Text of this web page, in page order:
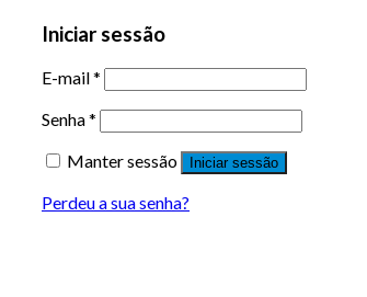
Iniciar sessão
E-mail*
Senha*
Manter sessão
Iniciar sessão
Perdeu a sua senha?